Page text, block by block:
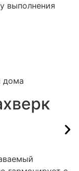
выполнения
дома